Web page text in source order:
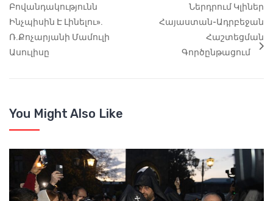
Բովանդակությունն
Ինչպիսին Է Լինելու».
Ռ.Քոչարյանի Մամուլի
Ասուլիսը
Ներդրում Կլիներ
Հայաստան-Ադրբեջան
Հաշտեցման
Գործընթացում
You Might Also Like